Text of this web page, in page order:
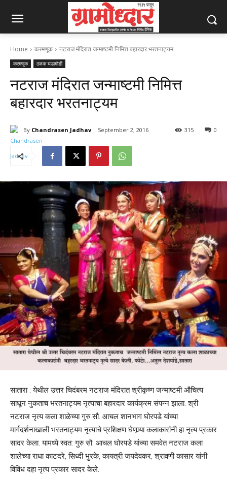
Home करमणूक नटराज मंदिरात जन्माष्टमी निमित्त बहारदार भरतनाट्यम
करमणूक ठळक घडामोडी
नटराज मंदिरात जन्माष्टमी निमित्त
बहारदार भरतनाट्यम
By Chandrasen Jadhav September 2, 2016 0
315
सातारा : येथील उत्तर चिदंबरम नटराज मंदिरात श्रीकृष्ण जन्माष्टमी औचित्य
साधून नुकताच भरतनाट्यम नृत्याचा बहारदार कार्यक्रम संपन्न झाला. श्री
नटराज नृत्य कला शाळेच्या गुरु सौ. आचल शानभाग घोरपडे यांच्या
मार्गदर्शनाखाली भरतनाट्यम नृत्याचे प्रशिक्षण घेणार्‍या कलाकारांनी हा नृत्य प्रकार
सादर केला. यामध्ये स्वत: गुरु सौ. आचल घोरपडे यांच्या समवेत नटराज कला
शालेच्या राधा काटदरे, सिध्दी भुरके, कायत्री जयदेवकर, श्रावणी कासार यांनी
विविध दहा नृत्य प्रकार सादर केले.